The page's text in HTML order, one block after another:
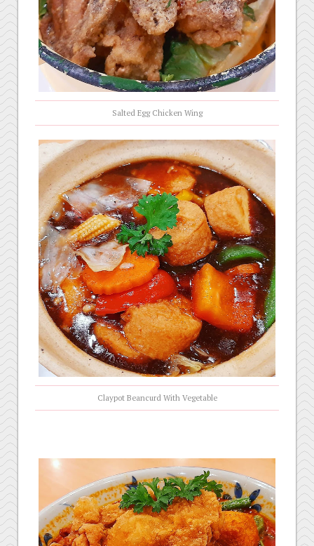
Salted Egg Chicken Wing
Claypot Beancurd With Vegetable